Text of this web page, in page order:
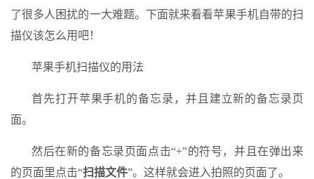
了很多人困扰的一大难题。下面就来看看苹果手机自带的扫
描仪该怎么用吧！
苹果手机扫描仪的用法
首先打开苹果手机的备忘录，并且建立新的备忘录页
面。
然后在新的备忘录页面点击“+”的符号，并且在弹出来
的页面里点击“扫描文件”。这样就会进入拍照的页面了。